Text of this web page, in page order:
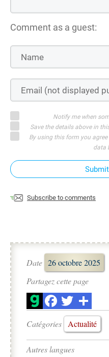
Comment as a guest:
Notify me when
Save the details above in
By using this form you
data
Subscribe to comments
Date 26 octobre 2025
Partagez cette page
Catégories Actualité
Autres langues